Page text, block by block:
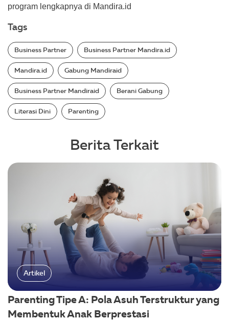
program lengkapnya di Mandira.id
Tags
Business Partner Business Partner Mandira.id
Mandira.id Gabung Mandiraid
Business Partner Mandiraid Berani Gabung
Literasi Dini Parenting
Berita Terkait
Artikel
Parenting Tipe A: Pola Asuh Terstruktur yang
Membentuk Anak Berprestasi